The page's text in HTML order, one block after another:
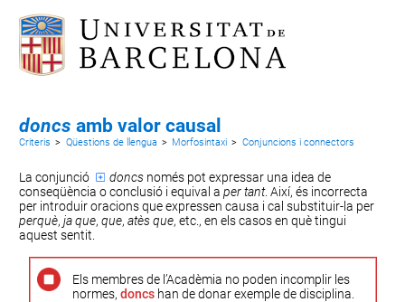
doncs amb valor causal
Criteris > Qüestions de llengua > Morfosintaxi > Conjuncions i connectors
Laconjunció doncs només pot expressar una idea de
conseqüència o conclusió i equival aper tant. Així, és incorrecta
per introduir oracions que expressen causa i cal substituir-la per
perquè,ja que,que,atès que, etc., en els casos en què tingui
aquest sentit.
Els membres de l’Acadèmia no poden incomplir les
normes, doncshan de donar exemple de disciplina.